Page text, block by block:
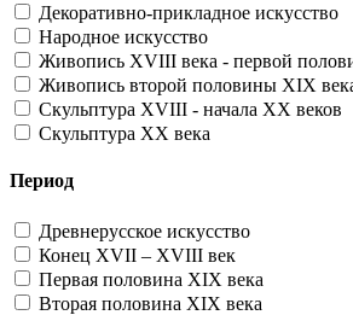
Декоративно-прикладное искусство
Народное искусство
Живопись XVIII века - первой
Живопись второй половины XIX
Скульптура XVIII - начала XX веков
Скульптура XX века
Период
Древнерусское искусство
Конец XVII – XVIII век
Первая половина XIX века
Вторая половина XIX века